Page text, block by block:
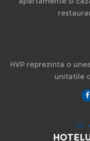
HVP reprezinta o
unitatile